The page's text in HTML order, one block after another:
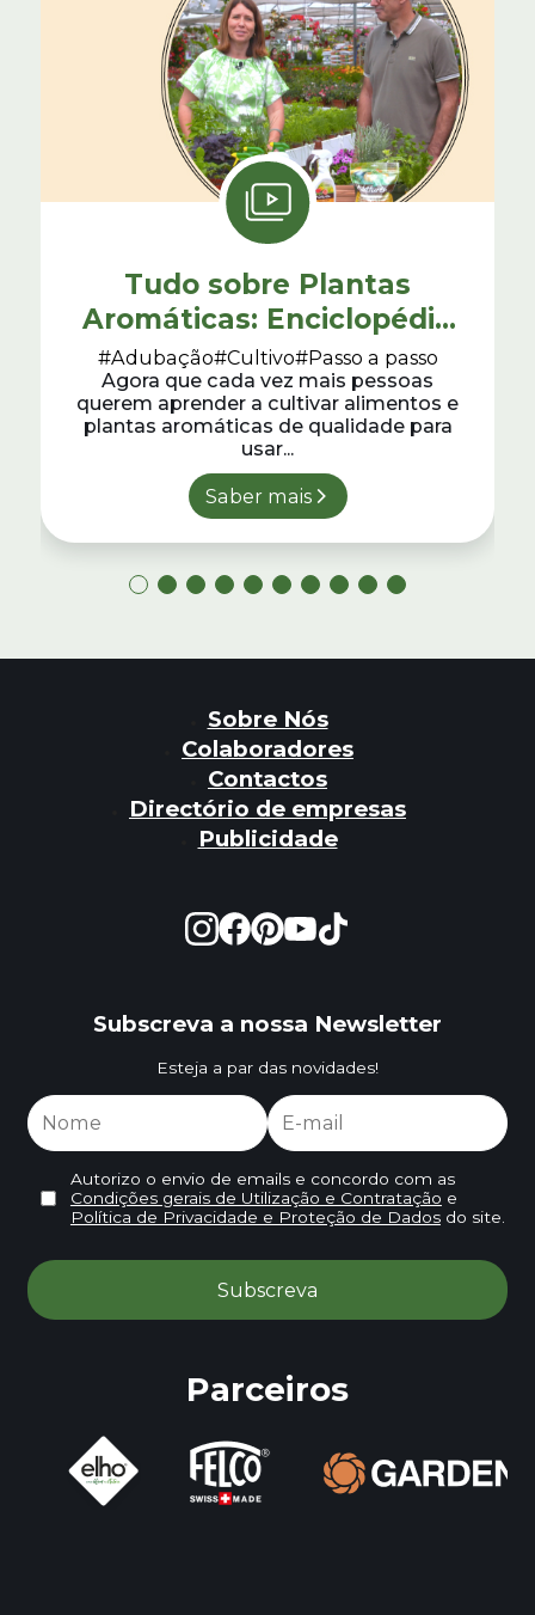
Tudo sobre Plantas
Aromáticas: Enciclopédia
de Jardinagem #6
#Adubação#Cultivo#Passo a passo
Agora que cada vez mais pessoas
querem aprender a cultivar alimentos e
plantas aromáticas de qualidade para
usar...
Saber mais
Sobre Nós
Colaboradores
Contactos
Directório de empresas
Publicidade
Subscreva a nossa Newsletter
Esteja a par das novidades!
Autorizo o envio de emails e concordo com as
Condições gerais de Utilização e Contratação e
Política de Privacidade e Proteção de Dadosdo site.
Parceiros